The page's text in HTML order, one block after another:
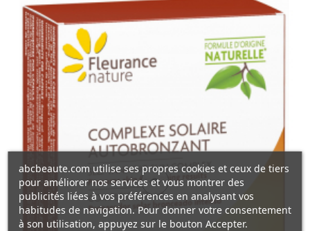
abcbeaute.com utilise ses propres cookies et ceux de tiers
pour améliorer nos services et vous montrer des
publicités liées à vos préférences en analysant vos
habitudes de navigation. Pour donner votre consentement
à son utilisation, appuyez sur le bouton Accepter.